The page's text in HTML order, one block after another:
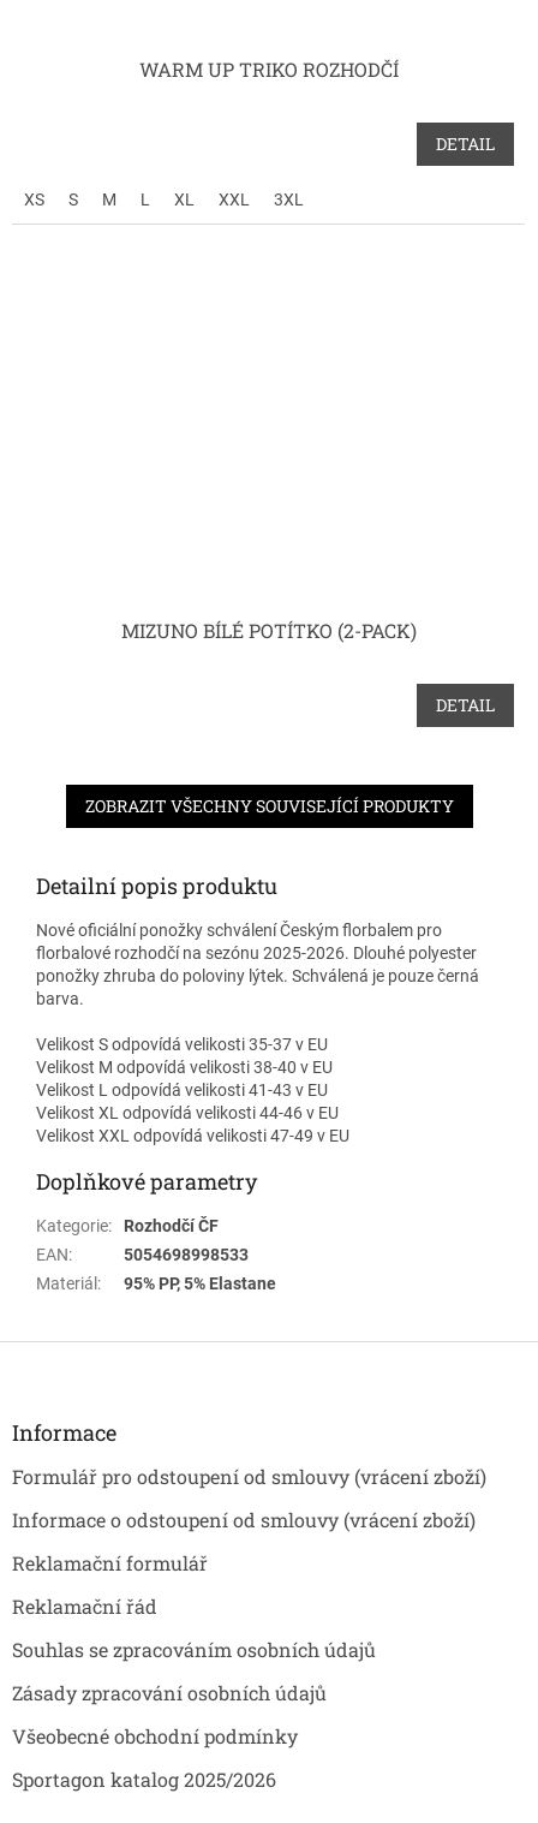
WARM UP TRIKO ROZHODČÍ
DETAIL
XS S M L XL XXL 3XL
MIZUNO BÍLÉ POTÍTKO (2-PACK)
DETAIL
ZOBRAZIT VŠECHNY SOUVISEJÍCÍ PRODUKTY
Detailní popis produktu
Nové oficiální ponožky schválení Českým florbalem pro
florbalové rozhodčí na sezónu 2025-2026. Dlouhé polyester
ponožky zhruba do poloviny lýtek. Schválená je pouze černá
barva.
Velikost S odpovídá velikosti 35-37 v EU
Velikost M odpovídá velikosti 38-40 v EU
Velikost L odpovídá velikosti 41-43 v EU
Velikost XL odpovídá velikosti 44-46 v EU
Velikost XXL odpovídá velikosti 47-49 v EU
Doplňkové parametry
Kategorie:
Rozhodčí ČF
EAN:
5054698998533
Materiál : 95% PP, 5% Elastane
Z
Informace
Formulář pro odstoupení od smlouvy (vrácení zboží)
Informace o odstoupení od smlouvy (vrácení zboží)
Reklamační formulář
Reklamační řád
Souhlas se zpracováním osobních údajů
Zásady zpracování osobních údajů
Všeobecné obchodní podmínky
Sportagon katalog 2025/2026